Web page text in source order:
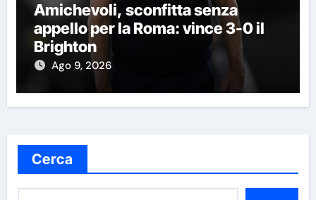
Amichevoli, sconfitta senza
appello per la Roma: vince 3-0 il
Brighton
Ago 9, 2026
Cerca